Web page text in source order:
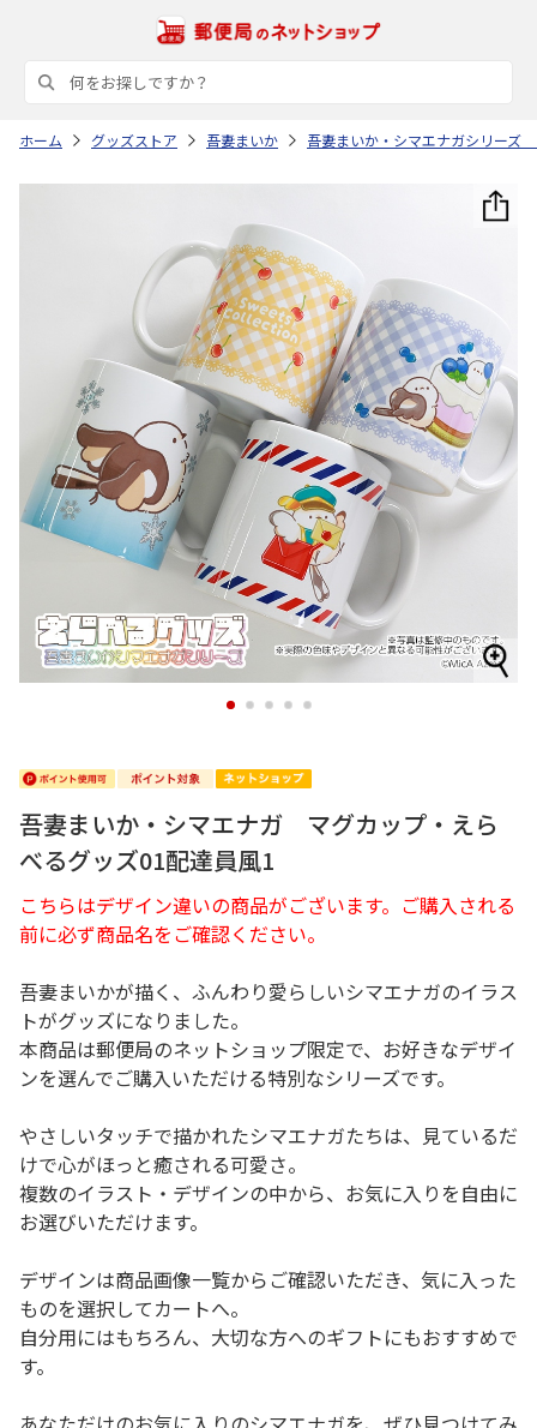
ホーム グッズストア 吾妻まいか 吾妻まいか・シマエナガシリーズ
1 2 3 4 5
吾妻まいか・シマエナガ マグカップ・えら
べるグッズ01配達員風1
こちらはデザイン違いの商品がございます。ご購入される
前に必ず商品名をご確認ください。
吾妻まいかが描く、ふんわり愛らしいシマエナガのイラス
トがグッズになりました。
本商品は郵便局のネットショップ限定で、お好きなデザイ
ンを選んでご購入いただける特別なシリーズです。
やさしいタッチで描かれたシマエナガたちは、見ているだ
けで心がほっと癒される可愛さ。
複数のイラスト・デザインの中から、お気に入りを自由に
お選びいただけます。
デザインは商品画像一覧からご確認いただき、気に入った
ものを選択してカートへ。
自分用にはもちろん、大切な方へのギフトにもおすすめで
す。